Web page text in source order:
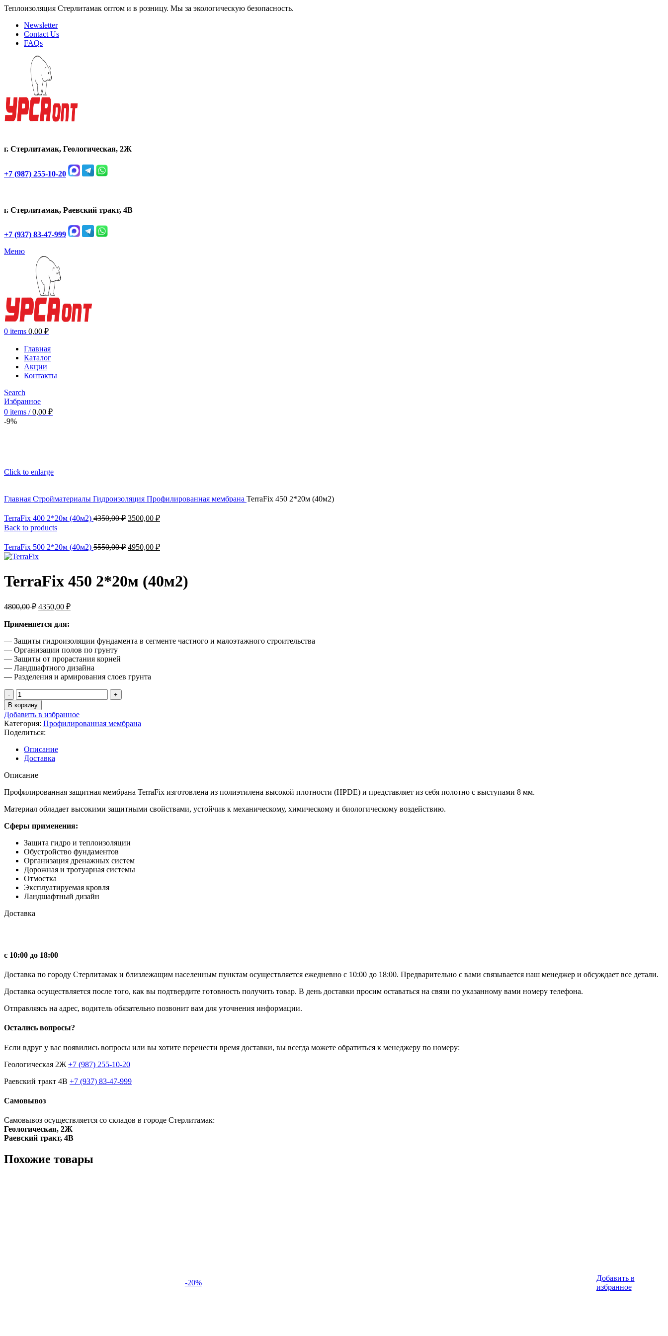
Теплоизоляция Стерлитамак оптом и в розницу. Мы за экологическую безопасность.
Newsletter
Contact Us
FAQs
г. Стерлитамак, Геологическая, 2Ж
+7 (987) 255-10-20
г. Стерлитамак, Раевский тракт, 4В
+7 (937) 83-47-999
Меню
0 items 0,00 ₽
Главная
Каталог
Акции
Контакты
Search
Избранное
0 items / 0,00 ₽
-9%
Click to enlarge
Главная Стройматериалы Гидроизоляция Профилированная мембрана TerraFix 450 2*20м (40м2)
TerraFix 400 2*20м (40м2) 4350,00₽ Первоначальная
4350,00 ₽.
3500,00 ₽Текущая
Back to products
TerraFix 500 2*20м (40м2) 5550,00₽ Первоначальная
4950,00 ₽Текущая
TerraFix 450 2*20м (40м2)
4800,00₽ Первоначальная
составляла
4350,00 ₽Текущая
Применяется для:
— Защиты гидроизоляции фундамента в сегменте частного и малоэтажного строительства
— Организации полов по грунту
— Защиты от прорастания корней
— Ландшафтного дизайна
— Разделения и армирования слоев грунта
Количество
товара
TerraFix
450
2*20м
(40м2)
В корзину
Добавить в избранное
Категория: Профилированная мембрана
Поделиться:
Описание
Доставка
Описание
Профилированная защитная мембрана TerraFix изготовлена из полиэтилена высокой плотности (HPDE) и представляет из себя полотно с выступами 8 мм.
Материал обладает высокими защитными свойствами, устойчив к механическому, химическому и биологическому воздействию.
Сферы применения:
Защита гидро и теплоизоляции
Обустройство фундаментов
Организация дренажных систем
Дорожная и тротуарная системы
Отмостка
Эксплуатируемая кровля
Ландшафтный дизайн
Доставка
с 10:00 до 18:00
Доставка по городу Стерлитамак и близлежащим населенным пунктам осуществляется ежедневно с 10:00 до 18:00. Предварительно с вами связывается наш менеджер и обсуждает все детали.
Доставка осуществляется после того, как вы подтвердите готовность получить товар. В день доставки просим оставаться на связи по указанному вами номеру телефона.
Отправляясь на адрес, водитель обязательно позвонит вам для уточнения информации.
Остались вопросы?
Если вдруг у вас появились вопросы или вы хотите перенести время доставки, вы всегда можете обратиться к менеджеру по номеру:
Геологическая 2Ж +7 (987) 255-10-20
Раевский тракт 4В +7 (937) 83-47-999
Самовывоз
Самовывоз осуществляется со складов в городе Стерлитамак:
Геологическая, 2Ж
Раевский тракт, 4В
Похожие товары
-20%
Добавить в
избранное